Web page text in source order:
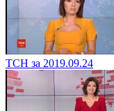
ТСН за 2019.09.24